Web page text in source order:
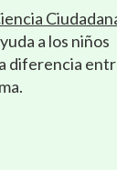
a los niños
diferencia